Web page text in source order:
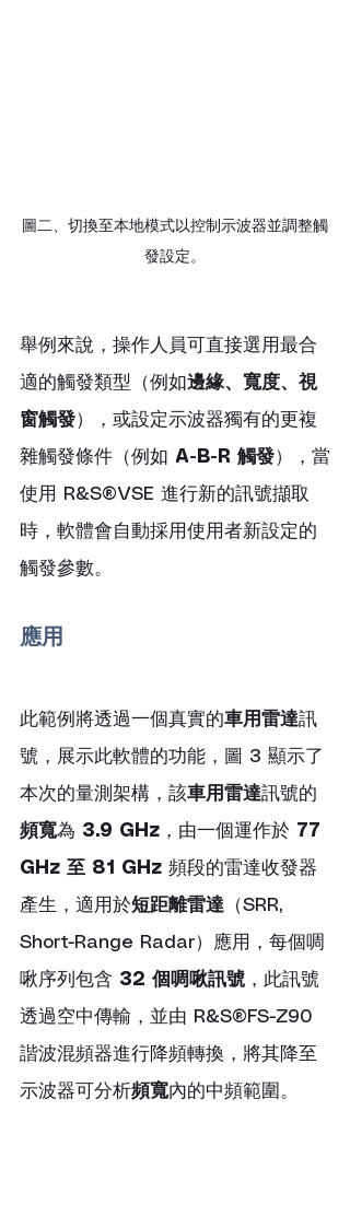
圖二、切換至本地模式以控制示波器並調整觸
發設定。
舉例來說，操作人員可直接選用最合
適的觸發類型（例如邊緣、寬度、視
窗觸發），或設定示波器獨有的更複
雜觸發條件（例如 A-B-R 觸發），當
使用 R&S®VSE 進行新的訊號擷取
時，軟體會自動採用使用者新設定的
觸發參數。
應用
此範例將透過一個真實的車用雷達訊
號，展示此軟體的功能，圖 3 顯示了
本次的量測架構，該車用雷達訊號的
頻寬為 3.9 GHz ，由一個運作於 77
GHz 至 81 GHz 頻段的雷達收發器
產生，適用於短距離雷達 （SRR,
Short-Range Radar）應用，每個啁
啾序列包含 32 個啁啾訊號 ，此訊號
透過空中傳輸，並由 R&S®FS-Z90
諧波混頻器進行降頻轉換，將其降至
示波器可分析頻寬內的中頻範圍。